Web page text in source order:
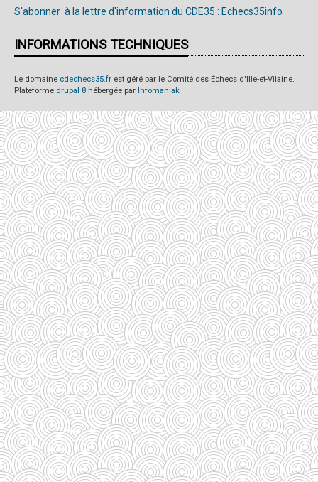
S'abonner à la lettre d'information du CDE35 : Echecs35info
INFORMATIONS TECHNIQUES
Le domaine cdechecs35.fr est géré par le Comité des Échecs d'Ille-et-Vilaine.
Plateforme drupal 8 hébergée par Infomaniak